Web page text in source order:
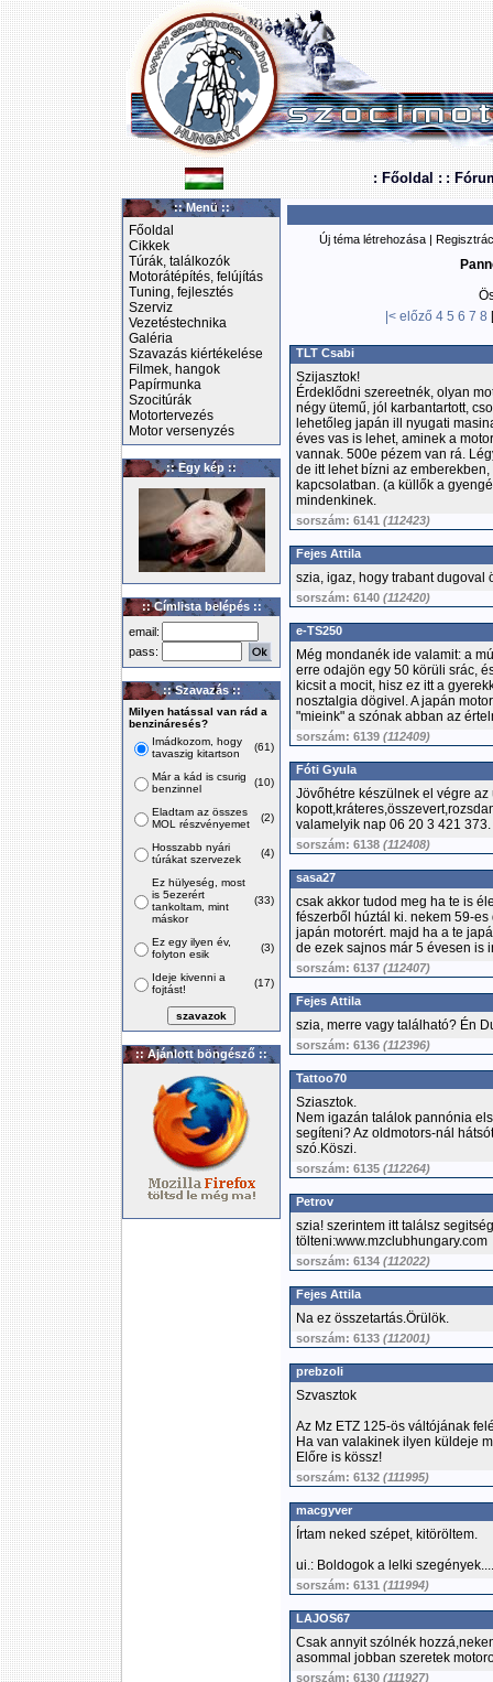
: Főoldal : :
:: Menü ::
Főoldal
Cikkek
Túrák, találkozók
Motorátépítés, felújítás
Tuning, fejlesztés
Szerviz
Vezetéstechnika
Galéria
Szavazás kiértékelése
Filmek, hangok
Papírmunka
Szocitúrák
Motortervezés
Motor versenyzés
:: Egy kép ::
:: Címlista belépés ::
email:
pass:
:: Szavazás ::
Milyen hatással van rád a
benzináresés?
Imádkozom, hogy
tavaszig kitartson
(61)
Már a kád is csurig
benzinnel
(10)
Eladtam az összes
MOL részvényemet
(2)
Hosszabb nyári
túrákat szervezek
(4)
Ez hülyeség, most
is 5ezerért
tankoltam, mint
máskor
(33)
Ez egy ilyen év,
folyton esik
(3)
Ideje kivenni a
fojtást!
(17)
:: Ajánlott böngésző ::
Új téma létrehozása |
|< előző 4 5 6 7 8
TLT Csabi
Szijasztok!
Érdeklődni szereetnék, olyan
négy ütemű, jól karbantartott,
lehetőleg japán ill nyugati
éves vas is lehet, aminek a
vannak. 500e pézem van rá.
de itt lehet bízni az
kapcsolatban. (a küllők a
mindenkinek.
sorszám: 6141 (112423)
Fejes Attila
szia, igaz, hogy trabant dugoval
sorszám: 6140 (112420)
e-TS250
Még mondanék ide valamit: a
erre odajön egy 50 körüli srác,
kicsit a mocit, hisz ez itt a
nosztalgia dögivel. A japán
"mieink" a szónak abban az
sorszám: 6139 (112409)
Fóti Gyula
Jövőhétre készülnek el végre
valamelyik nap 06 20 3 421 373.
sorszám: 6138 (112408)
sasa27
csak akkor tudod meg ha te is
fészerből húztál ki. nekem 59-
japán motorért. majd ha a te
de ezek sajnos már 5 évesen is
sorszám: 6137 (112407)
Fejes Attila
szia, merre vagy található? Én
sorszám: 6136 (112396)
Tattoo70
Sziasztok.
Nem igazán találok pannónia
segíteni? Az oldmotors-nál
szó.Köszi.
sorszám: 6135 (112264)
Petrov
szia! szerintem itt találsz
tölteni:www.mzclubhungary.com
sorszám: 6134 (112022)
Fejes Attila
Na ez összetartás.Örülök.
sorszám: 6133 (112001)
prebzoli
Szvasztok
Az Mz ETZ 125-ös váltójának
Ha van valakinek ilyen küldeje
Előre is kössz!
sorszám: 6132 (111995)
macgyver
Írtam neked szépet, kitöröltem.
ui.: Boldogok a lelki
sorszám: 6131 (111994)
LAJOS67
Csak annyit szólnék
asommal jobban szeretek
sorszám: 6130 (111927)